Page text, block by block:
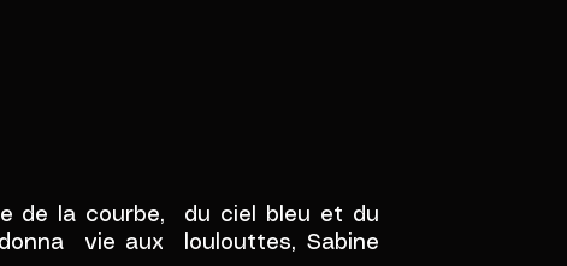
de la courbe, du ciel bleu et du
vie aux loulouttes, Sabine